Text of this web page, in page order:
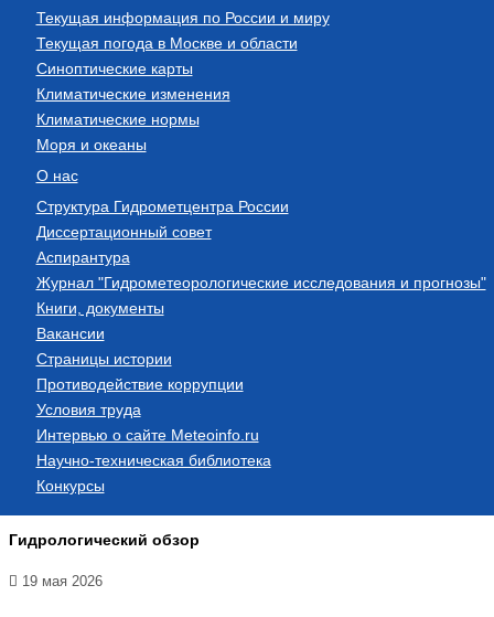
Текущая информация по России и миру
Текущая погода в Москве и области
Синоптические карты
Климатические изменения
Климатические нормы
Моря и океаны
О нас
Структура Гидрометцентра России
Диссертационный совет
Аспирантура
Журнал "Гидрометеорологические исследования и прогнозы"
Книги, документы
Вакансии
Страницы истории
Противодействие коррупции
Условия труда
Интервью о сайте Meteoinfo.ru
Научно-техническая библиотека
Конкурсы
Гидрологический обзор
19 мая 2026